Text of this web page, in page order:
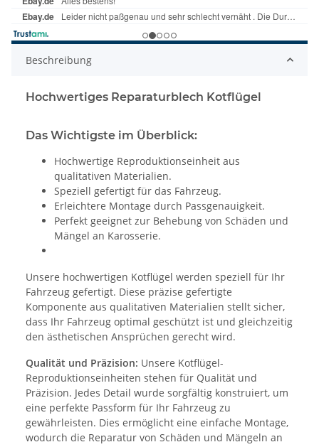
Beschreibung
Hochwertiges Reparaturblech Kotflügel
Das Wichtigste im Überblick:
Hochwertige Reproduktionseinheit aus
qualitativen Materialien.
Speziell gefertigt für das Fahrzeug.
Erleichtere Montage durch Passgenauigkeit.
Perfekt geeignet zur Behebung von Schäden und
Mängel an Karosserie.
Unsere hochwertigen Kotflügel werden speziell für Ihr
Fahrzeug gefertigt. Diese präzise gefertigte
Komponente aus qualitativen Materialien stellt sicher,
dass Ihr Fahrzeug optimal geschützt ist und gleichzeitig
den ästhetischen Ansprüchen gerecht wird.
Qualität und Präzision: Unsere Kotflügel-
Reproduktionseinheiten stehen für Qualität und
Präzision. Jedes Detail wurde sorgfältig konstruiert, um
eine perfekte Passform für Ihr Fahrzeug zu
gewährleisten. Dies ermöglicht eine einfache Montage,
wodurch die Reparatur von Schäden und Mängeln an